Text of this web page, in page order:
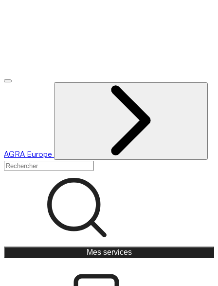
AGRA Europe
Mes services